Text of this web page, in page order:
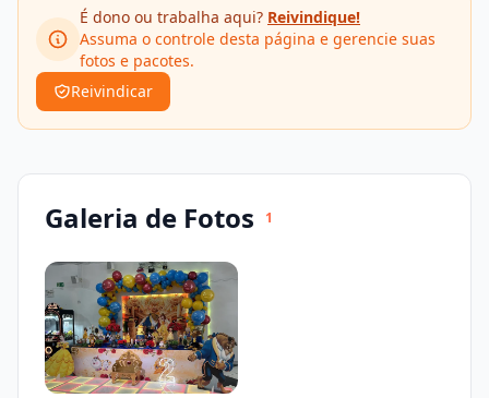
Recreação
Chácaras
É dono ou trabalha aqui? Reivindique!
Assuma o controle desta página e gerencie suas
fotos e pacotes.
Reivindicar
Galeria de Fotos 1